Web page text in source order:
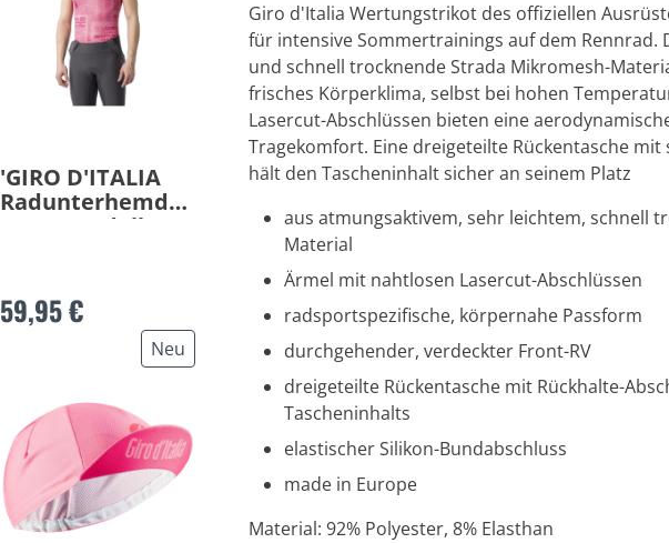
'GIRO D'ITALIA
Radunterhemd
Gazzetta dello
59,95 €
Neu
Giro d'Italia Wertungstrikot des offiziellen
für intensive Sommertrainings auf dem Rennrad.
und schnell trocknende Strada Mikromesh-
frisches Körperklima, selbst bei hohen
Lasercut-Abschlüssen bieten eine
Tragekomfort. Eine dreigeteilte Rückentasche mit
hält den Tascheninhalt sicher an seinem Platz
aus atmungsaktivem, sehr leichtem, schnell
Material
Ärmel mit nahtlosen Lasercut-Abschlüssen
radsportspezifische, körpernahe Passform
durchgehender, verdeckter Front-RV
dreigeteilte Rückentasche mit Rückhalte-
Tascheninhalts
elastischer Silikon-Bundabschluss
made in Europe
Material: 92% Polyester, 8% Elasthan